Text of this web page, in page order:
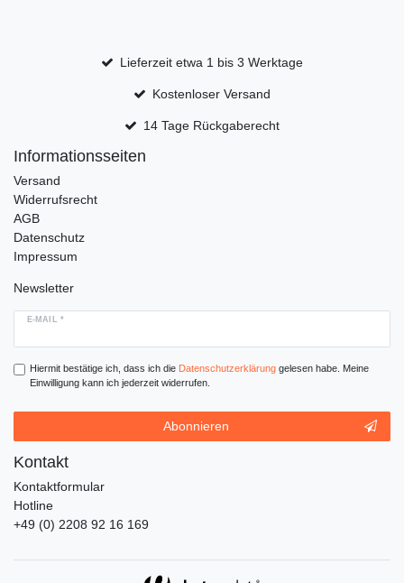
Lieferzeit etwa 1 bis 3 Werktage
Kostenloser Versand
14 Tage Rückgaberecht
Informationsseiten
Versand
Widerrufsrecht
AGB
Datenschutz
Impressum
Newsletter
E-MAIL *
Hiermit bestätige ich, dass ich die Daten­schutz­erklärunggelesen habe. Meine
Einwilligung kann ich jederzeit widerrufen.
Abonnieren
Kontakt
Kontaktformular
Hotline
+49 (0) 2208 92 16 169